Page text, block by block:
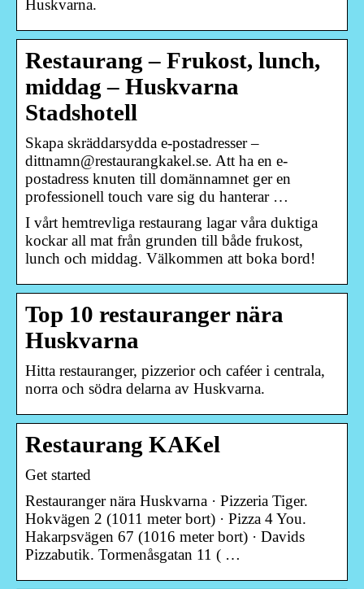
Huskvarna.
Restaurang – Frukost, lunch,
middag – Huskvarna
Stadshotell
Skapa skräddarsydda e-postadresser –
dittnamn@restaurangkakel.se. Att ha en e-
postadress knuten till domännamnet ger en
professionell touch vare sig du hanterar …
I vårt hemtrevliga restaurang lagar våra duktiga
kockar all mat från grunden till både frukost,
lunch och middag. Välkommen att boka bord!
Top 10 restauranger nära
Huskvarna
Hitta restauranger, pizzerior och caféer i centrala,
norra och södra delarna av Huskvarna.
Restaurang KAKel
Get started
Restauranger nära Huskvarna · Pizzeria Tiger.
Hokvägen 2 (1011 meter bort) · Pizza 4 You.
Hakarpsvägen 67 (1016 meter bort) · Davids
Pizzabutik. Tormenåsgatan 11 ( …